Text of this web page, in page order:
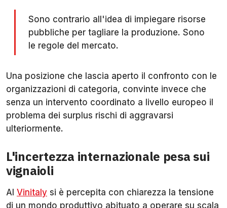
Sono contrario all'idea di impiegare risorse
pubbliche per tagliare la produzione. Sono
le regole del mercato.
Una posizione che lascia aperto il confronto con le
organizzazioni di categoria, convinte invece che
senza un intervento coordinato a livello europeo il
problema dei surplus rischi di aggravarsi
ulteriormente.
L'incertezza internazionale pesa sui
vignaioli
Al Vinitaly si è percepita con chiarezza la tensione
di un mondo produttivo abituato a operare su scala